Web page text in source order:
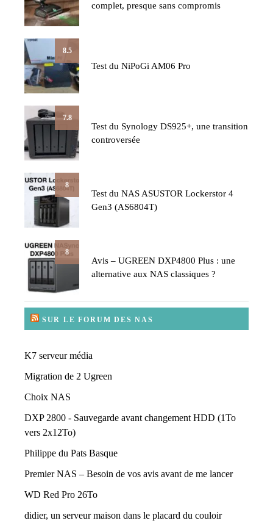
complet, presque sans compromis
8.5
Test du NiPoGi AM06 Pro
7.8
Test du Synology DS925+, une transition
controversée
8
Test du NAS ASUSTOR Lockerstor 4
Gen3 (AS6804T)
8
Avis – UGREEN DXP4800 Plus : une
alternative aux NAS classiques ?
SUR LE FORUM DES NAS
K7 serveur média
Migration de 2 Ugreen
Choix NAS
DXP 2800 - Sauvegarde avant changement HDD (1To
vers 2x12To)
Philippe du Pats Basque
Premier NAS – Besoin de vos avis avant de me lancer
WD Red Pro 26To
didier, un serveur maison dans le placard du couloir